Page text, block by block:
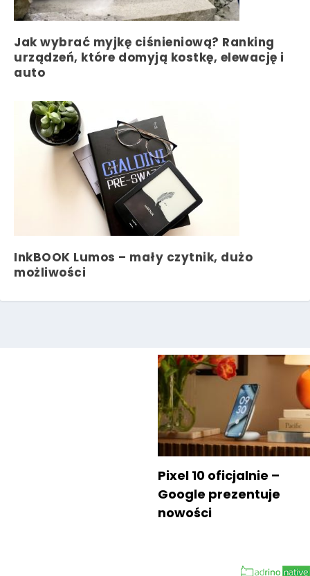
Jak wybrać myjkę ciśnieniową? Ranking
urządzeń, które domyją kostkę, elewację i
auto
InkBOOK Lumos – mały czytnik, dużo
możliwości
Pixel 10 oficjalnie –
Google prezentuje
nowości